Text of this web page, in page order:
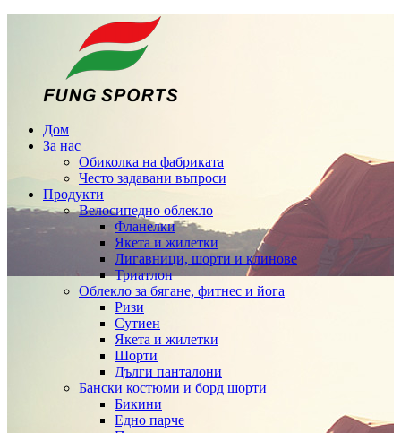
Дом
За нас
Обиколка на фабриката
Често задавани въпроси
Продукти
Велосипедно облекло
Фланелки
Якета и жилетки
Лигавници, шорти и клинове
Триатлон
Облекло за бягане, фитнес и йога
Ризи
Сутиен
Якета и жилетки
Шорти
Дълги панталони
Бански костюми и борд шорти
Бикини
Едно парче